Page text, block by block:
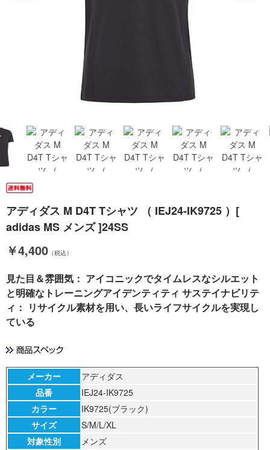
アディダス M D4T Tシャツ （ IEJ24-IK9725 ）[
adidas MS メンズ ]24SS
￥4,400 （税込）
見た目＆雰囲気： アイコニックでタイムレスなシルエット
と明確なトレーニングアイデンティティ サステイナビリテ
ィ： リサイクル素材を用い、長いライフサイクルを実現し
ている
メーカー
アディダス
品番
IEJ24-IK9725
カラー
IK9725(ブラック)
サイズ
S/M/L/XL
対象性別
メンズ